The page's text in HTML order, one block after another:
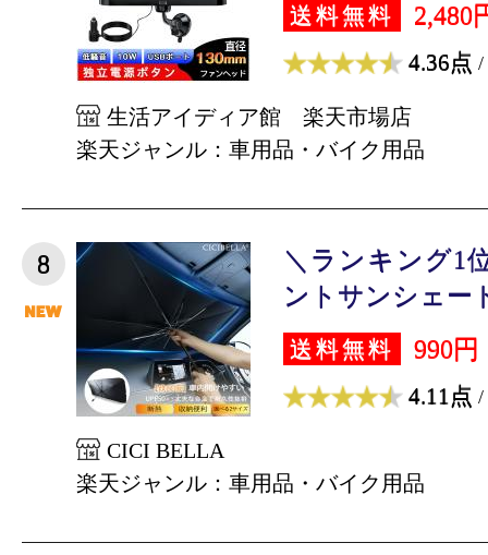
送料無料 2,480
4.36点 /
生活アイディア館 楽天市場店
楽天ジャンル：車用品・バイク用品
8
＼ランキング1
ントサンシェー
送料無料 990円
4.11点 /
CICI BELLA
楽天ジャンル：車用品・バイク用品